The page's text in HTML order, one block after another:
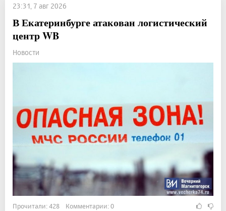
23:31, 7 авг 2026
В Екатеринбурге атакован логистический
центр WB
Новости
Прочитали: 428 Комментарии: 0